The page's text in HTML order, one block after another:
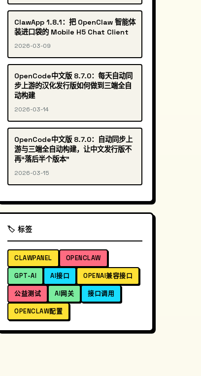
ClawApp 1.8.1：把 OpenClaw 智能体
装进口袋的 Mobile H5 Chat Client
2026-03-09
OpenCode中文版 8.7.0：每天自动同
步上游的汉化发行版如何做到三端全自
动构建
2026-03-14
OpenCode中文版 8.7.0：自动同步上
游与三端全自动构建，让中文发行版不
再“落后半个版本”
2026-03-15
🏷️ 标签
CLAWPANEL OPENCLAW
GPT-AI AI接口 OPENAI兼容接口
公益测试 AI网关 接口调用
OPENCLAW配置